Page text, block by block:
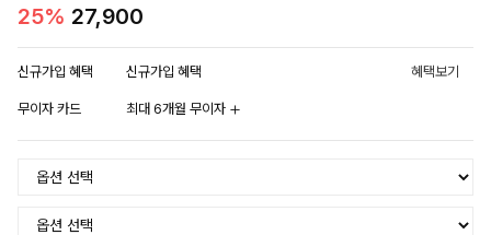
25% 27,900
신규가입 혜택 신규가입 혜택 혜택보기
무이자 카드 최대 6개월 무이자